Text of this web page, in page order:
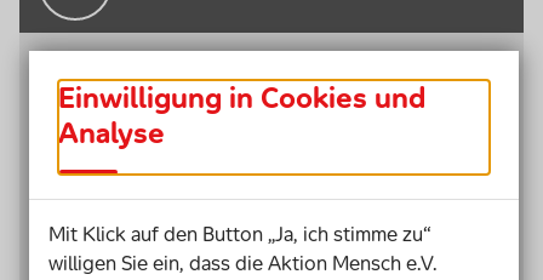
erfordert Zusammenarbeit und Vernetzung
unterschiedlicher Bildungsakteur*innen. Allerdings
ist die Öffnung von Schule, als dominierender
Zusammenarbeit von schulischen und
außerschulischen Trägern eine zentrale
Einwilligung in Cookies und
Analyse
Mit Klick auf den Button „Ja, ich stimme zu“
willigen Sie ein, dass die Aktion Mensch e.V.